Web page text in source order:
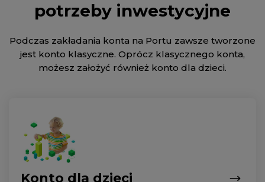
potrzeby inwestycyjne
Podczas zakładania konta na Portu zawsze tworzone
jest konto klasyczne. Oprócz klasycznego konta,
możesz założyć również konto dla dzieci.
Konto dla dzieci